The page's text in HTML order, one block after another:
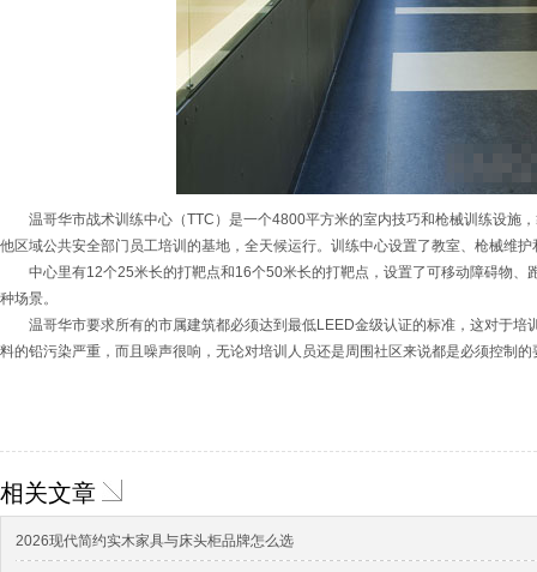
温哥华市战术训练中心（TTC）是一个4800平方米的室内技巧和枪械训练设施
他区域公共安全部门员工培训的基地，全天候运行。训练中心设置了教室、枪械维
中心里有12个25米长的打靶点和16个50米长的打靶点，设置了可移动障碍物、
种场景。
温哥华市要求所有的市属建筑都必须达到最低LEED金级认证的标准，这对于培
料的铅污染严重，而且噪声很响，无论对培训人员还是周围社区来说都是必须控制的
相关文章
2026现代简约实木家具与床头柜品牌怎么选